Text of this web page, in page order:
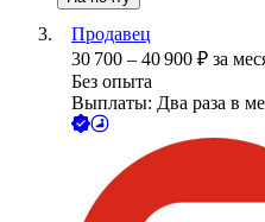
Продавец
30 700 – 40 900 ₽ за
Без опыта
Выплаты: Два раза в